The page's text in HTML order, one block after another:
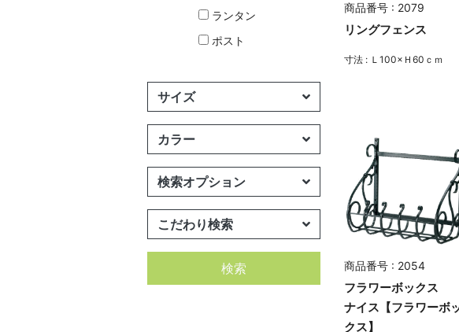
ランタン
ポスト
サイズ
カラー
検索オプション
こだわり検索
検索
商品番号 : 2079
リングフェンス
寸法 : Ｌ100×Ｈ60ｃｍ
商品番号 : 2054
フラワーボックス
ナイス【フラワーボ
クス】